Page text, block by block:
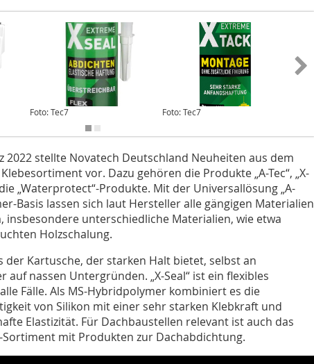
Foto: Tec7 Foto: Tec7
2022 stellte Novatech Deutschland Neuheiten aus dem
vor. Dazu gehören die Produkte „A-Tec“, „X-
die „Waterprotect“-Produkte. Mit der Universallösung „A-
Basis lassen sich laut Hersteller alle gängigen Materialien
insbesondere unterschiedliche Materialien, wie etwa
Holzschalung.
der Kartusche, der starken Halt bietet, selbst an
auf nassen Untergründen. „X-Seal“ ist ein flexibles
Fälle. Als MS-Hybridpolymer kombiniert es die
von Silikon mit einer sehr starken Klebkraft und
Elastizität. Für Dachbaustellen relevant ist auch das
Sortiment mit Produkten zur Dachabdichtung.